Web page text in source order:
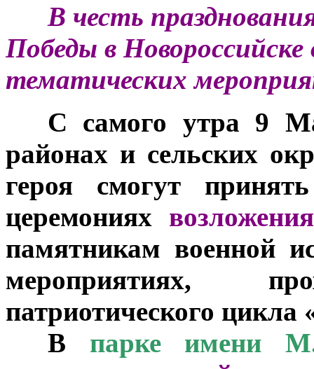
В честь
Победы в
тематических
С самого утра 9
районах и сельских
героя смогут
церемониях
памятникам военной
мероприятиях,
патриотического
В парке имени